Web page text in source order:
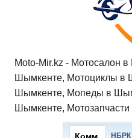
Moto-Mir.kz - Мотосалон
Шымкенте, Мотоциклы в
Шымкенте, Мопеды в
Шымкенте,